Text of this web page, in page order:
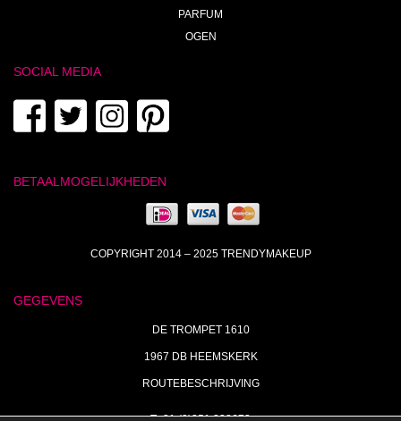
PARFUM
OGEN
SOCIAL MEDIA
BETAALMOGELIJKHEDEN
COPYRIGHT 2014 – 2025 TRENDYMAKEUP
GEGEVENS
DE TROMPET 1610
1967 DB HEEMSKERK
ROUTEBESCHRIJVING